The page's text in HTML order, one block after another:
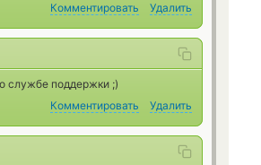
Комментировать Удалить
службе поддержки ;)
Комментировать Удалить